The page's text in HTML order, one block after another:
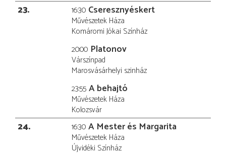
23 16:30 Cseresznyéskert
Művészetek Háza
Komáromi Jókai Színház
20:00 Platonov
Várszínpad
Marosvásárhelyi szinház
23:55 A behajtó
Művészetek Háza
Kolozsvár
24 16:30 A Mester és Margarita
Művészetek Háza
Újvidéki Színház